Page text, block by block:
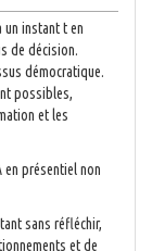
un instant t en
de décision.
démocratique.
possibles,
et les
en présentiel non
sans réfléchir,
et de